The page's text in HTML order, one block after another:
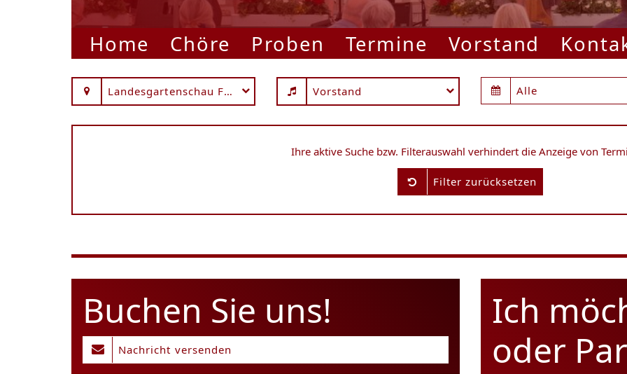
Home Chöre Proben Termine Vorstand
Landesgartenschau Fulda Vorstand Alle
Ihre aktive Suche bzw. Filterauswahl verhindert die Anzeige von
Filter zurücksetzen
Buchen Sie uns!
Nachricht versenden
Ich
oder